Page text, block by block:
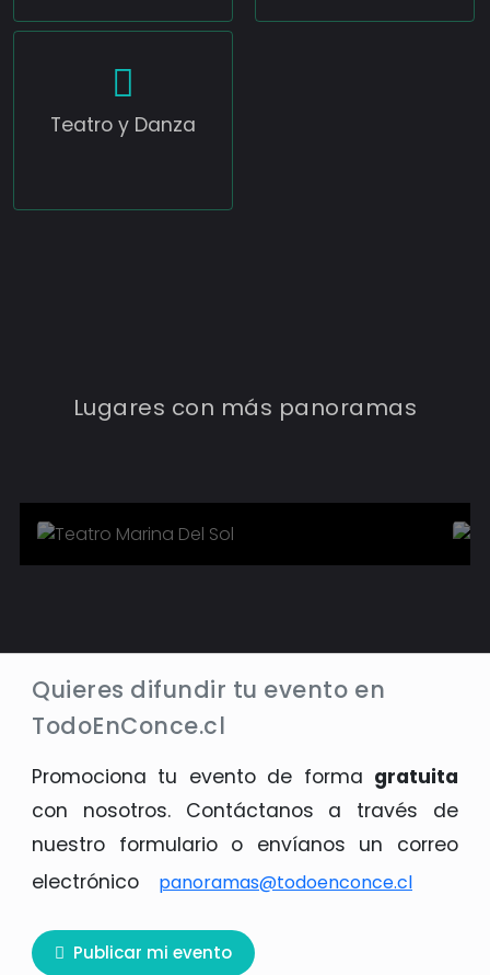
Teatro y Danza
Lugares con más panoramas
3 Eventos
Quieres difundir tu evento en
TodoEnConce.cl
Promociona tu evento de forma gratuita
con nosotros. Contáctanos a través de
nuestro formulario o envíanos un correo
electrónico
panoramas@todoenconce.cl
Publicar mi evento